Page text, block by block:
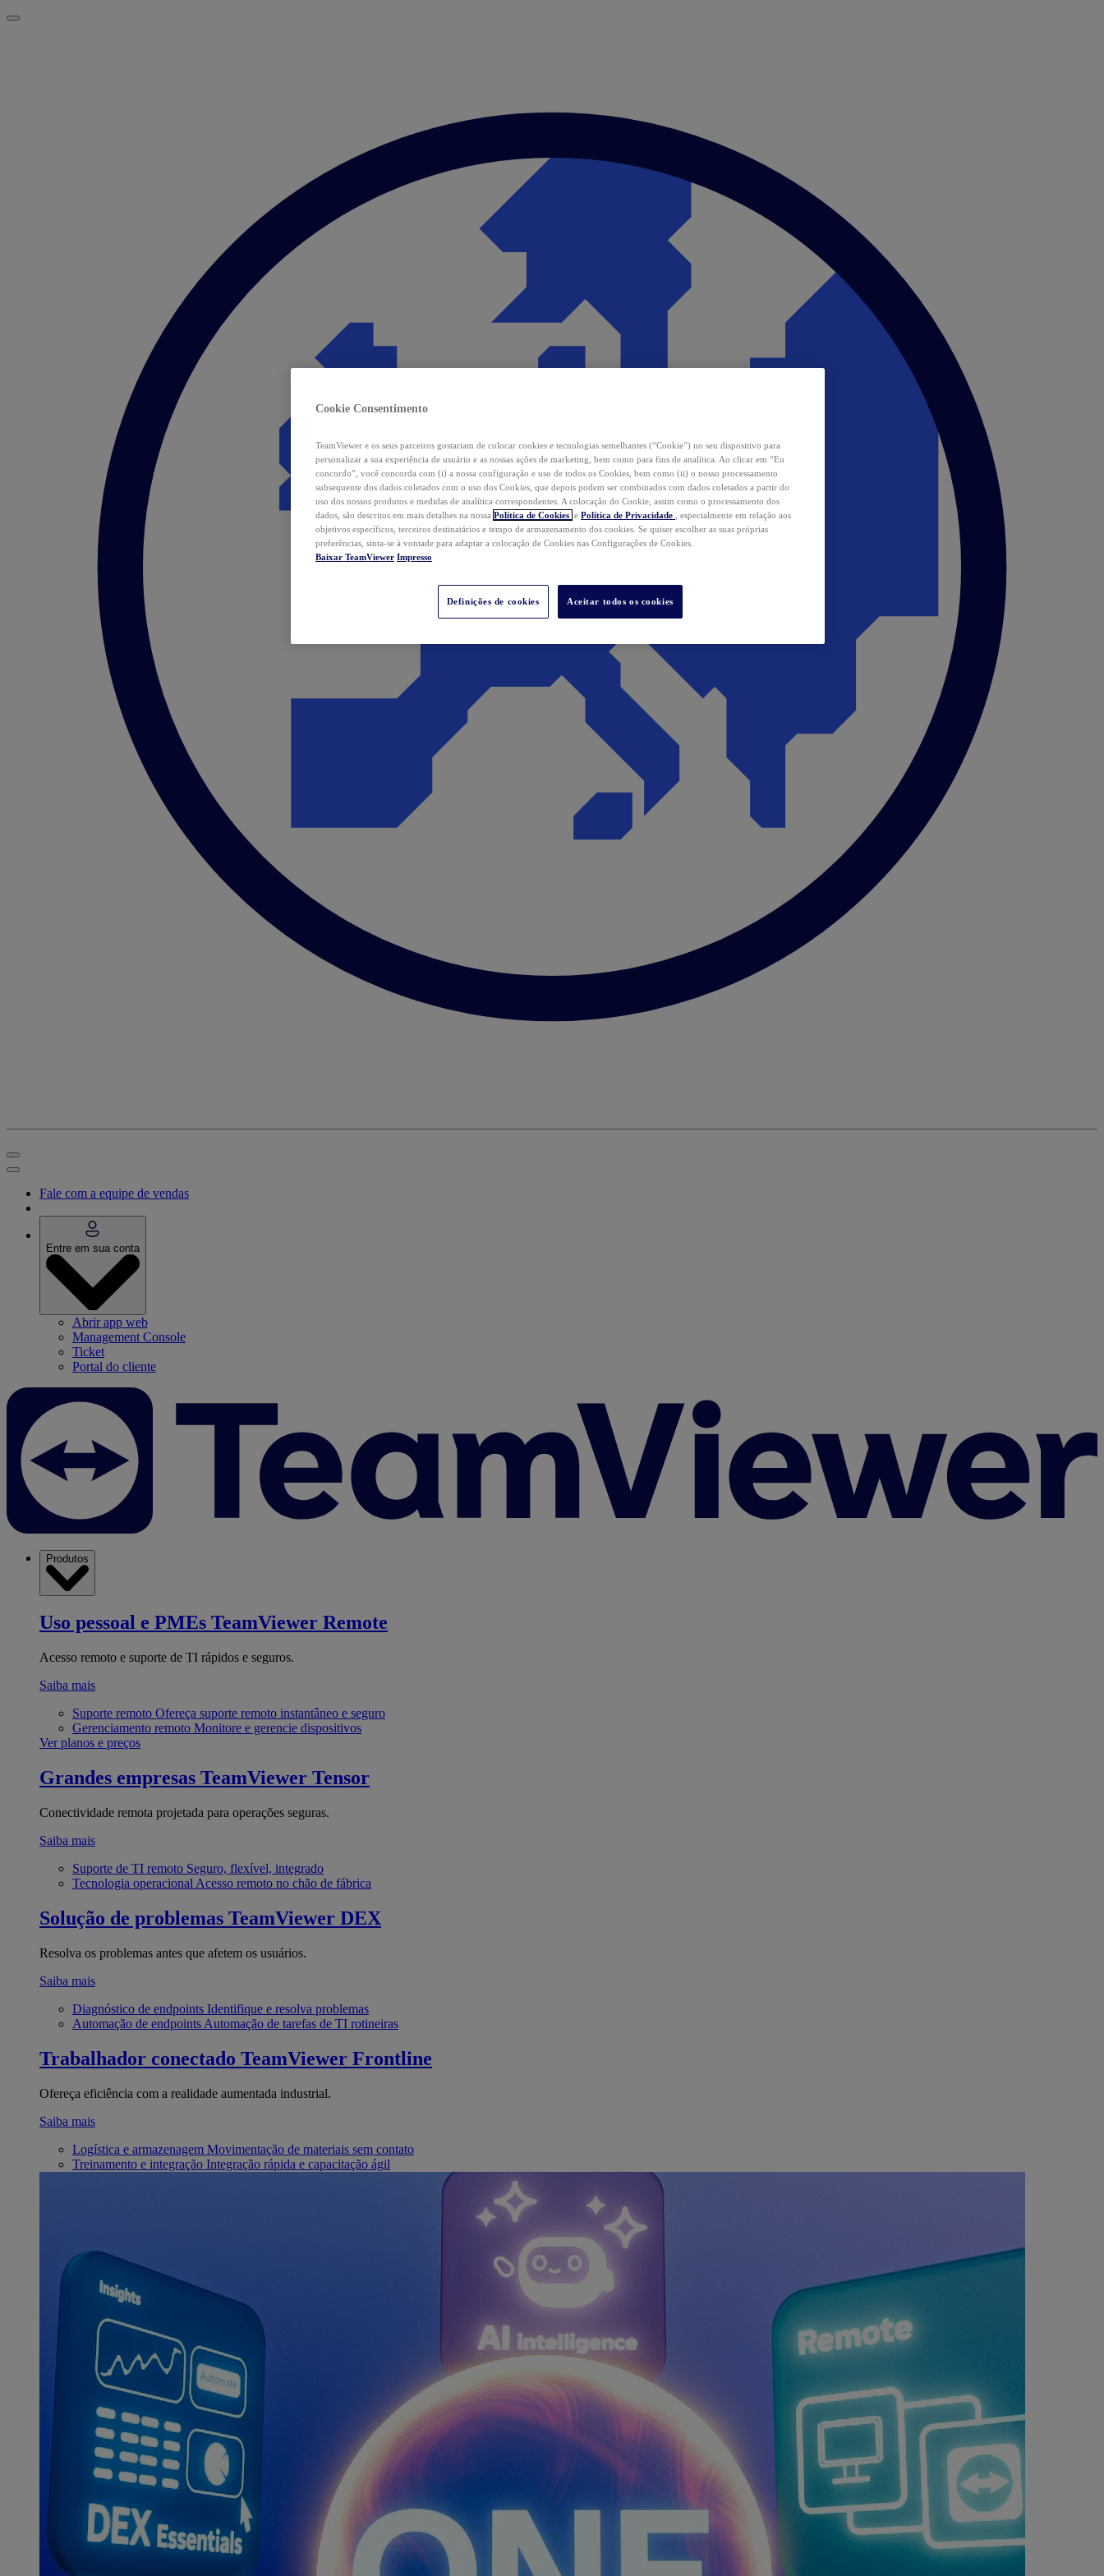
Fale com a equipe de vendas
Entre em sua conta
Abrir app web
Management Console
Ticket
Portal do cliente
Produtos
Uso pessoal e PMEs TeamViewer Remote
Acesso remoto e suporte de TI rápidos e seguros.
Saiba mais
Suporte remoto Ofereça suporte remoto instantâneo e seguro
Gerenciamento remoto Monitore e gerencie dispositivos
Ver planos e preços
Grandes empresas TeamViewer Tensor
Conectividade remota projetada para operações seguras.
Saiba mais
Suporte de TI remoto Seguro, flexível, integrado
Tecnologia operacional Acesso remoto no chão de fábrica
Solução de problemas TeamViewer DEX
Resolva os problemas antes que afetem os usuários.
Saiba mais
Diagnóstico de endpoints Identifique e resolva problemas
Automação de endpoints Automação de tarefas de TI rotineiras
Trabalhador conectado TeamViewer Frontline
Ofereça eficiência com a realidade aumentada industrial.
Saiba mais
Logística e armazenagem Movimentação de materiais sem contato
Treinamento e integração Integração rápida e capacitação ágil
Cookie Consentimento
TeamViewer e os seus parceiros gostariam de colocar cookies e tecnologias semelhantes (“Cookie”) no seu dispositivo para
personalizar a sua experiência de usuário e as nossas ações de marketing, bem como para fins de analítica. Ao clicar em “Eu
concordo”, você concorda com (i) a nossa configuração e uso de todos os Cookies, bem como (ii) o nosso processamento
subsequente dos dados coletados com o uso dos Cookies, que depois podem ser combinados com dados coletados a partir do
uso dos nossos produtos e medidas de analítica correspondentes. A colocação do Cookie, assim como o processamento dos
dados, são descritos em mais detalhes na nossa Política de Cookies e Política de Privacidade
, especialmente em relação aos
objetivos específicos, terceiros destinatários e tempo de armazenamento dos cookies. Se quiser escolher as suas próprias
preferências, sinta-se à vontade para adaptar a colocação de Cookies nas Configurações de Cookies.
Baixar TeamViewer Impresso
Definições de cookies Aceitar todos os cookies